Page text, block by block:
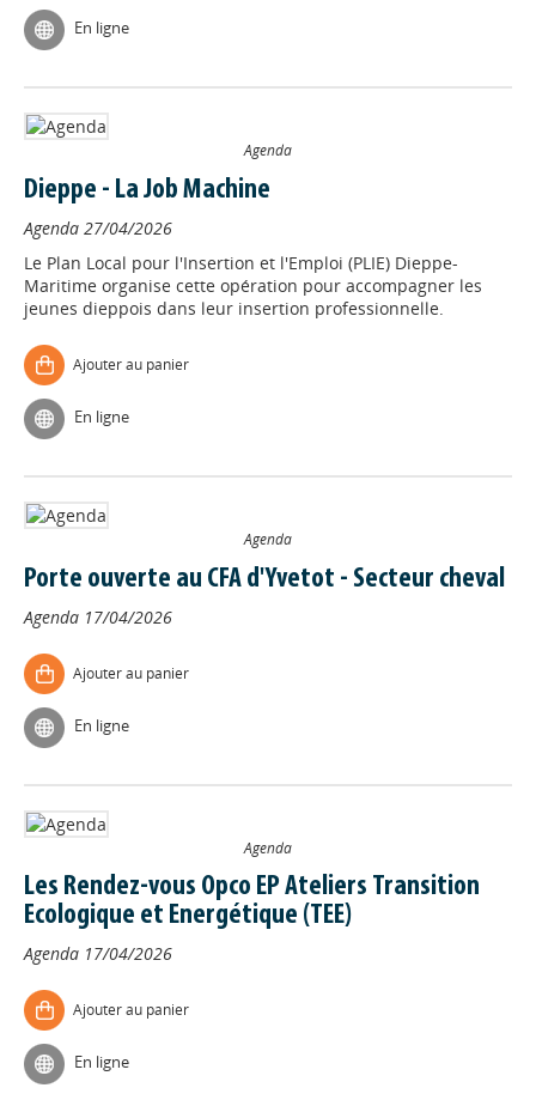
En ligne
Agenda
Dieppe - La Job Machine
Agenda 27/04/2026
Le Plan Local pour l'Insertion et l'Emploi (PLIE) Dieppe-
Maritime organise cette opération pour accompagner les
jeunes dieppois dans leur insertion professionnelle.
Ajouter au panier
En ligne
Agenda
Porte ouverte au CFA d'Yvetot - Secteur cheval
Agenda 17/04/2026
Ajouter au panier
En ligne
Agenda
Les Rendez-vous Opco EP Ateliers Transition
Ecologique et Energétique (TEE)
Agenda 17/04/2026
Ajouter au panier
En ligne
Appels à projets